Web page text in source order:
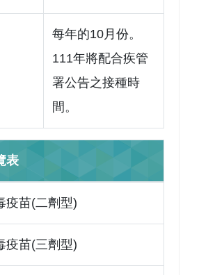
每年的10月份。
111年將配合疾管
署公告之接種時
間。
表
疫苗(二劑型)
疫苗(三劑型)